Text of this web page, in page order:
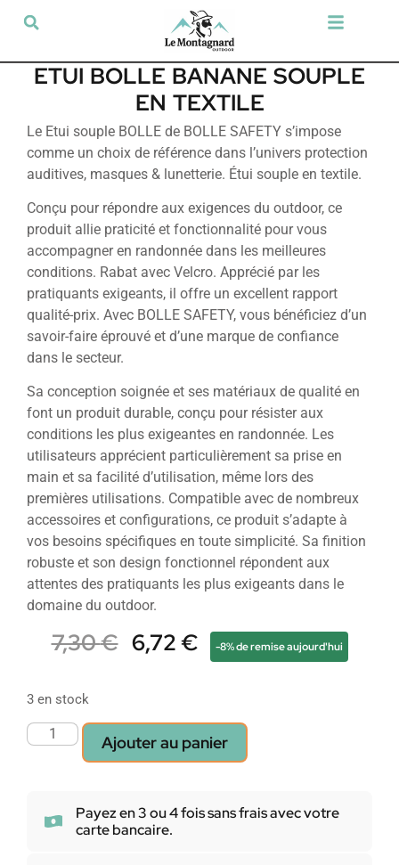
ETUI BOLLE BANANE SOUPLE
EN TEXTILE
Le Etui souple BOLLE de BOLLE SAFETY s’impose
comme un choix de référence dans l’univers protection
auditives, masques & lunetterie. Étui souple en textile.
Conçu pour répondre aux exigences du outdoor, ce
produit allie praticité et fonctionnalité pour vous
accompagner en randonnée dans les meilleures
conditions. Rabat avec Velcro. Apprécié par les
pratiquants exigeants, il offre un excellent rapport
qualité-prix. Avec BOLLE SAFETY, vous bénéficiez d’un
savoir-faire éprouvé et d’une marque de confiance
dans le secteur.
Sa conception soignée et ses matériaux de qualité en
font un produit durable, conçu pour résister aux
conditions les plus exigeantes en randonnée. Les
utilisateurs apprécient particulièrement sa prise en
main et sa facilité d’utilisation, même lors des
premières utilisations. Compatible avec de nombreux
accessoires et configurations, ce produit s’adapte à
vos besoins spécifiques en toute simplicité. Sa finition
robuste et son design fonctionnel répondent aux
attentes des pratiquants les plus exigeants dans le
domaine du outdoor.
7,30€ 6,72€ -8% de remise aujourd'hui
3 en stock
Ajouter au panier
Payez en 3 ou 4 fois sans frais avec votre
carte bancaire.